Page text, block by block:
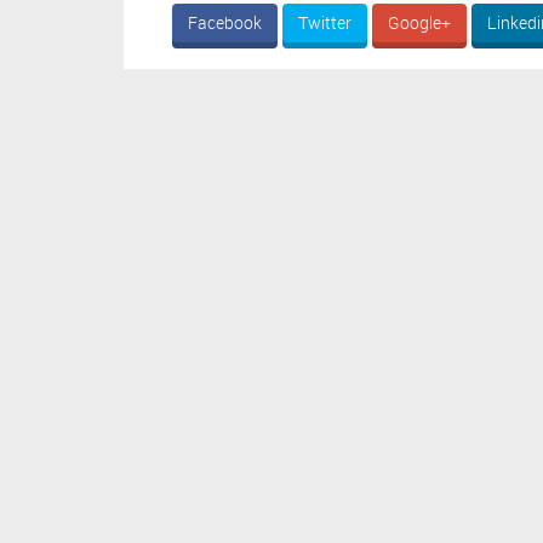
Facebook Twitter Google+